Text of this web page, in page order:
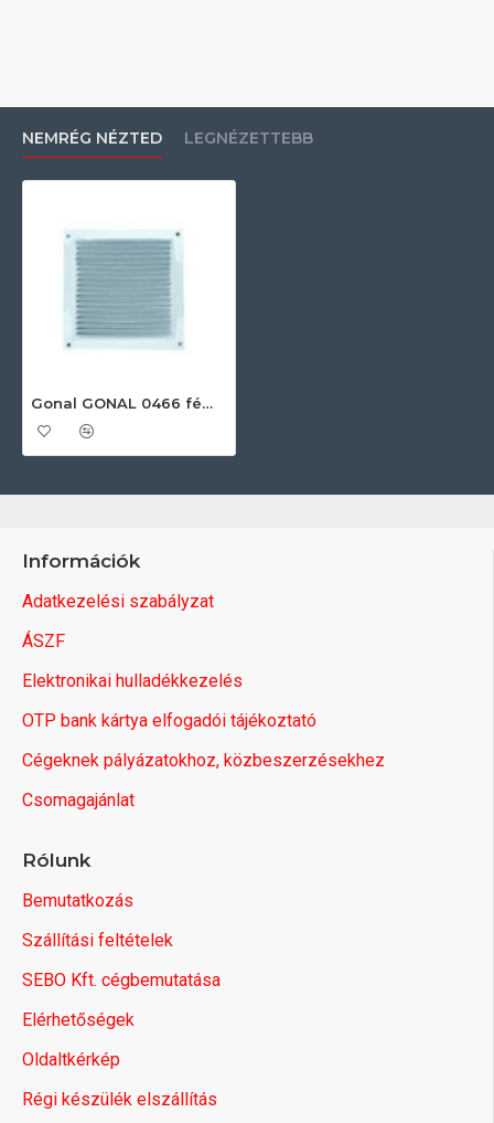
NEMRÉG NÉZTED LEGNÉZETTEBB
Gonal GONAL 0466 fém rács fehér színben, 170x170 150-es páraelszívóhoz
Információk
Adatkezelési szabályzat
ÁSZF
Elektronikai hulladékkezelés
OTP bank kártya elfogadói tájékoztató
Cégeknek pályázatokhoz, közbeszerzésekhez
Csomagajánlat
Rólunk
Bemutatkozás
Szállítási feltételek
SEBO Kft. cégbemutatása
Elérhetőségek
Oldaltkérkép
Régi készülék elszállítás